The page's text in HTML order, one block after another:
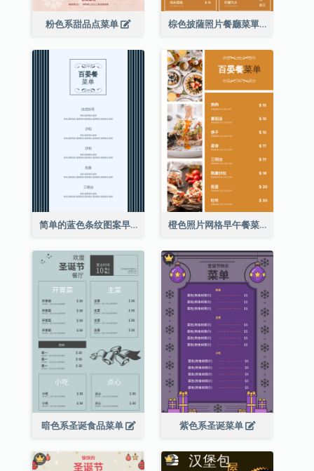
粉色系甜品点菜单 棕色披薩照片餐廳菜單
简单的蓝色条纹图案早午餐菜单 橙色照片网格早午餐菜单
暗色系圣诞食品菜单 紫色系圣诞菜单